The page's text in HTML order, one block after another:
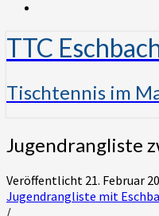
TTC
Tischtennis im
Jugendrangliste
Veröffentlicht 21. Februar
Jugendrangliste mit
/